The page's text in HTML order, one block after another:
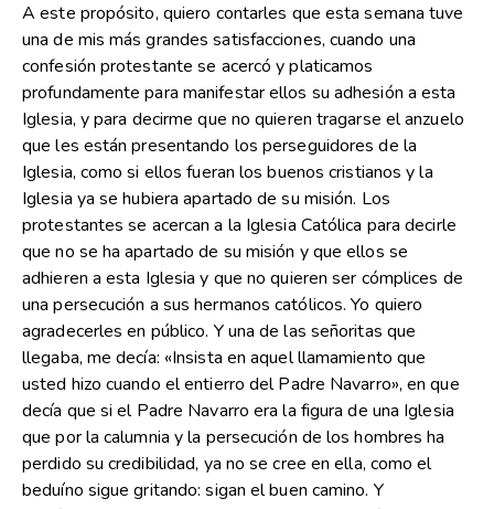
A este propósito, quiero contarles que esta semana tuve
una de mis más grandes satisfacciones, cuando una
confesión protestante se acercó y platicamos
profundamente para manifestar ellos su adhesión a esta
Iglesia, y para decirme que no quieren tragarse el anzuelo
que les están presentando los perseguidores de la
Iglesia, como si ellos fueran los buenos cristianos y la
Iglesia ya se hubiera apartado de su misión. Los
protestantes se acercan a la Iglesia Católica para decirle
que no se ha apartado de su misión y que ellos se
adhieren a esta Iglesia y que no quieren ser cómplices de
una persecución a sus hermanos católicos. Yo quiero
agradecerles en público. Y una de las señoritas que
llegaba, me decía: «Insista en aquel llamamiento que
usted hizo cuando el entierro del Padre Navarro», en que
decía que si el Padre Navarro era la figura de una Iglesia
que por la calumnia y la persecución de los hombres ha
perdido su credibilidad, ya no se cree en ella, como el
beduíno sigue gritando: sigan el buen camino. Y